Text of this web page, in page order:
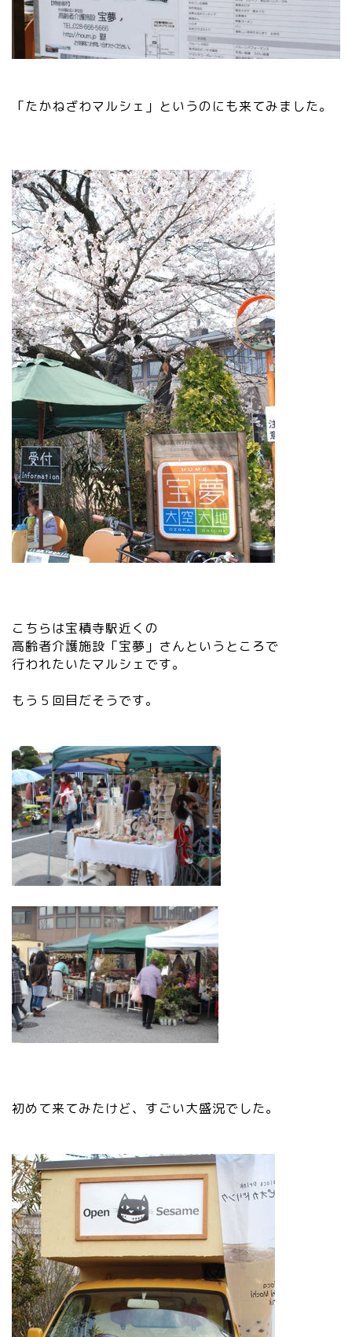
「たかねざわマルシェ」というのにも来てみました。
こちらは宝積寺駅近くの
高齢者介護施設「宝夢」さんというところで
行われたいたマルシェです。
もう５回目だそうです。
初めて来てみたけど、すごい大盛況でした。